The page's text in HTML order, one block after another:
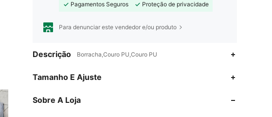
Pagamentos Seguros
Proteção de privacidade
Para denunciar este vendedor e/ou produto
Descrição Borracha,Couro PU,Couro PU
Tamanho E Ajuste
Sobre A Loja
4,90